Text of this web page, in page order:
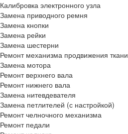
Калибровка электронного узла
Замена приводного ремня
Замена кнопки
Замена рейки
Замена шестерни
Ремонт механизма продвижения ткани
Замена мотора
Ремонт верхнего вала
Ремонт нижнего вала
Замена нитевдевателя
Замена петлителей (с настройкой)
Ремонт челночного механизма
Ремонт педали